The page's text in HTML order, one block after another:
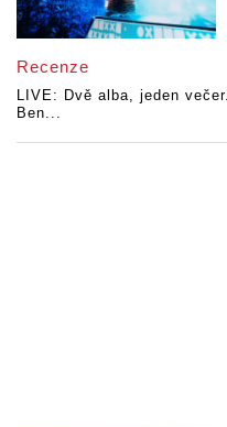
Recenze
LIVE: Dvě alba, jeden večer.
Ben...